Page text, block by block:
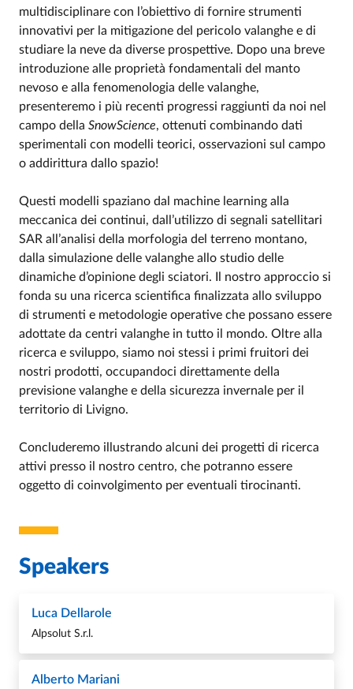
multidisciplinare con l’obiettivo di fornire strumenti
innovativi per la mitigazione del pericolo valanghe e di
studiare la neve da diverse prospettive. Dopo una breve
introduzione alle proprietà fondamentali del manto
nevoso e alla fenomenologia delle valanghe,
presenteremo i più recenti progressi raggiunti da noi nel
campo della SnowScience, ottenuti combinando dati
sperimentali con modelli teorici, osservazioni sul campo
o addirittura dallo spazio!
Questi modelli spaziano dal machine learning alla
meccanica dei continui, dall’utilizzo di segnali satellitari
SAR all’analisi della morfologia del terreno montano,
dalla simulazione delle valanghe allo studio delle
dinamiche d’opinione degli sciatori. Il nostro approccio si
fonda su una ricerca scientifica finalizzata allo sviluppo
di strumenti e metodologie operative che possano essere
adottate da centri valanghe in tutto il mondo. Oltre alla
ricerca e sviluppo, siamo noi stessi i primi fruitori dei
nostri prodotti, occupandoci direttamente della
previsione valanghe e della sicurezza invernale per il
territorio di Livigno.
Concluderemo illustrando alcuni dei progetti di ricerca
attivi presso il nostro centro, che potranno essere
oggetto di coinvolgimento per eventuali tirocinanti.
Speakers
Luca Dellarole
Alpsolut S.r.l.
Alberto Mariani